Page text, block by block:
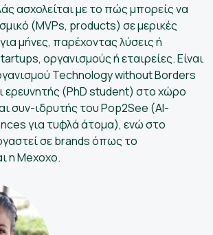
ασχολείται με το πώς μπορείς να
(MVPs, products) σε μερικές
μήνες, παρέχοντας λύσεις ή
οργανισμούς ή εταιρείες. Είναι
Technology without Borders
ερευνητής (PhD student) στο χώρο
συν-ιδρυτής του Pop2See (ΑΙ-
για τυφλά άτομα), ενώ στο
σε brands όπως το
η Μexoxo.